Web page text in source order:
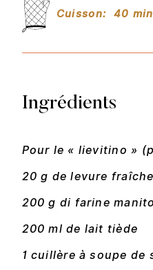
Cuisson: 40 min
Ingrédients
Pour le « lievitino »
20 g de levure fraîche
200 g di farine
200 ml de lait tiède
1 cuillère à soupe de